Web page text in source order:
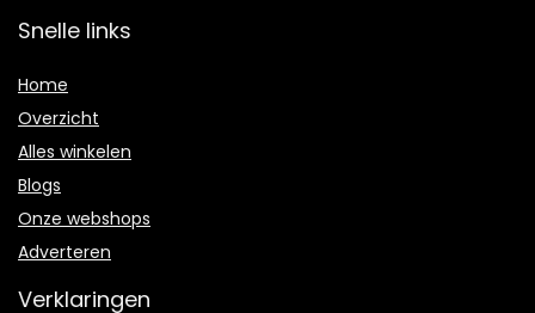
Snelle links
Home
Overzicht
Alles winkelen
Blogs
Onze webshops
Adverteren
Verklaringen